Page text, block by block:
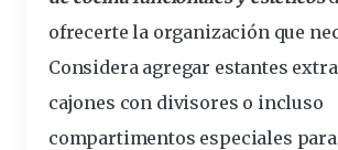
ofrecerte la organización que
Considera agregar estantes
cajones con divisores o incluso
compartimentos especiales